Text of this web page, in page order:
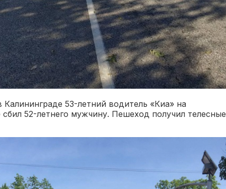
Калининграде 53-летний водитель «Киа» на
52-летнего мужчину. Пешеход получил телесные